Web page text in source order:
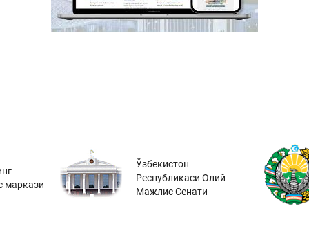
маркази
Ўзбекистон
Республикаси Олий
Мажлис Сенати